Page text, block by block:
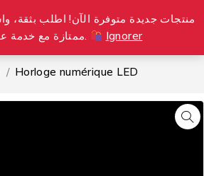
ممتازة مع خدمة عملاء متميزة.
Ignorer
0
/ Horloge numérique LED